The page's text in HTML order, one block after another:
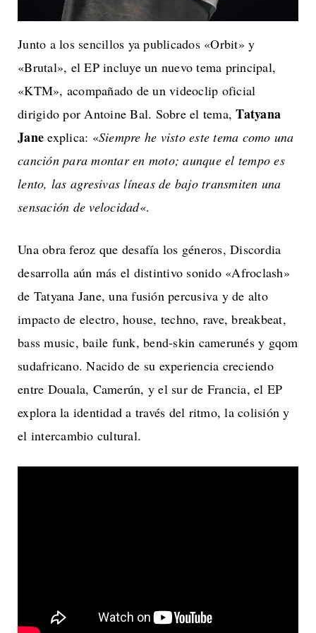
Junto a los sencillos ya publicados «Orbit» y
«Brutal», el EP incluye un nuevo tema principal,
«KTM», acompañado de un videoclip oficial
dirigido por Antoine Bal. Sobre el tema,Tatyana
Jane explica: «Siempre he visto este tema como una
canción para montar en moto; aunque el tempo es
lento, las agresivas líneas de bajo transmiten una
sensación de velocidad«.
Una obra feroz que desafía los géneros, Discordia
desarrolla aún más el distintivo sonido «Afroclash»
de Tatyana Jane, una fusión percusiva y de alto
impacto de electro, house, techno, rave, breakbeat,
bass music, baile funk, bend-skin camerunés y gqom
sudafricano. Nacido de su experiencia creciendo
entre Douala, Camerún, y el sur de Francia, el EP
explora la identidad a través del ritmo, la colisión y
el intercambio cultural.